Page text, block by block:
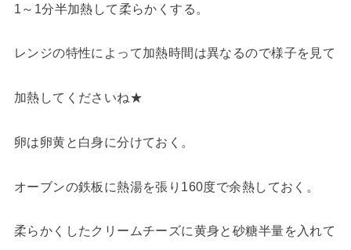
1～1分半加熱して柔らかくする。
レンジの特性によって加熱時間は異なるので様子を見て
加熱してくださいね★
卵は卵黄と白身に分けておく。
オーブンの鉄板に熱湯を張り160度で余熱しておく。
柔らかくしたクリームチーズに黄身と砂糖半量を入れて